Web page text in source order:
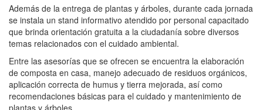
Además de la entrega de plantas y árboles, durante cada jornada
se instala un stand informativo atendido por personal capacitado
que brinda orientación gratuita a la ciudadanía sobre diversos
temas relacionados con el cuidado ambiental.
Entre las asesorías que se ofrecen se encuentra la elaboración
de composta en casa, manejo adecuado de residuos orgánicos,
aplicación correcta de humus y tierra mejorada, así como
recomendaciones básicas para el cuidado y mantenimiento de
plantas y árboles.